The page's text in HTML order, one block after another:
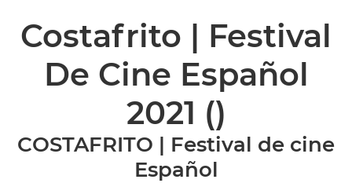
Costafrito | Festival
De Cine Español
2021 ()
COSTAFRITO | Festival de cine
Español